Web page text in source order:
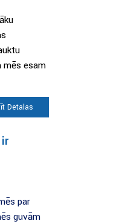
mēs esam
Detaļas
par
guvām